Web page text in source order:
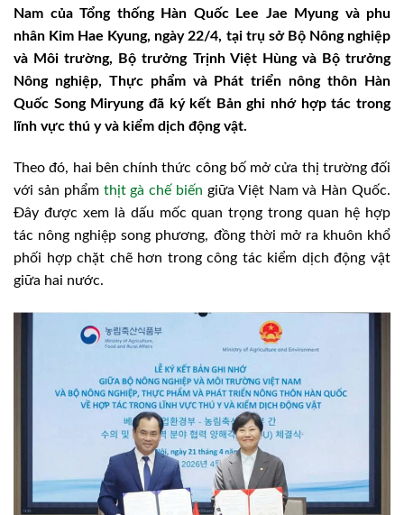
Nam của Tổng thống Hàn Quốc Lee Jae Myung và phu
nhân Kim Hae Kyung, ngày 22/4, tại trụ sở Bộ Nông nghiệp
và Môi trường, Bộ trưởng Trịnh Việt Hùng và Bộ trưởng
Nông nghiệp, Thực phẩm và Phát triển nông thôn Hàn
Quốc Song Miryung đã ký kết Bản ghi nhớ hợp tác trong
lĩnh vực thú y và kiểm dịch động vật.
Theo đó, hai bên chính thức công bố mở cửa thị trường đối
với sản phẩm thịt gà chế biến giữa Việt Nam và Hàn Quốc.
Đây được xem là dấu mốc quan trọng trong quan hệ hợp
tác nông nghiệp song phương, đồng thời mở ra khuôn khổ
phối hợp chặt chẽ hơn trong công tác kiểm dịch động vật
giữa hai nước.